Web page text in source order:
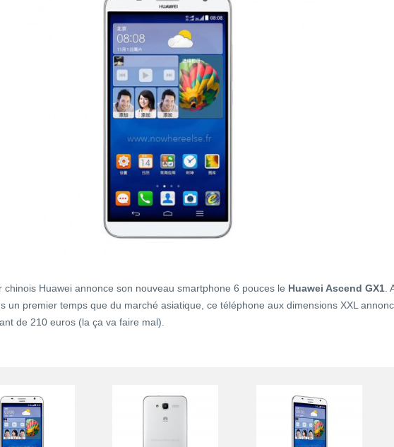
chinois Huawei annonce son nouveau smartphone 6 pouces le Huawei Ascend GX1 .
un premier temps que du marché asiatique, ce téléphone aux dimensions XXL
de 210 euros (la ça va faire mal).